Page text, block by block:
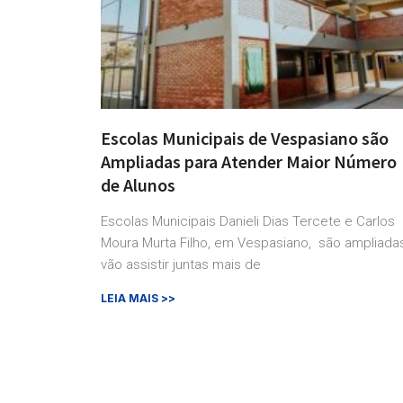
Escolas Municipais de Vespasiano são
Ampliadas para Atender Maior Número
de Alunos
Escolas Municipais Danieli Dias Tercete e Carlos
Moura Murta Filho, em Vespasiano, são
vão assistir juntas mais de
LEIA MAIS >>